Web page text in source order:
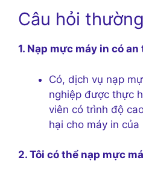
Câu hỏi
1. Nạp mực máy in có
Có, dịch vụ nạp
nghiệp được thực
viên có trình độ
hại cho máy in của
2. Tôi có thể nạp mực